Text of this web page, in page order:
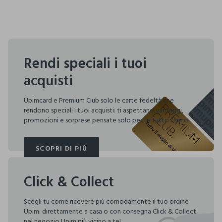
Rendi speciali i tuoi
acquisti
Upimcard e Premium Club solo le carte fedeltà che
rendono speciali i tuoi acquisti: ti aspettano vantaggi,
promozioni e sorprese pensate solo per te tutto l'anno!
SCOPRI DI PIÙ
SCOPRI DI PIÙ
Click & Collect
Scegli tu come ricevere più comodamente il tuo ordine
Upim: direttamente a casa o con consegna Click & Collect